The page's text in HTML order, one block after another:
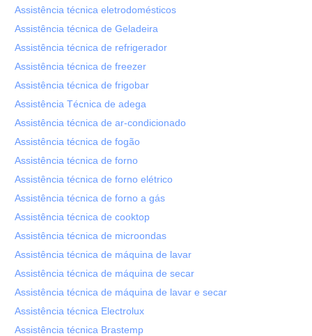
Assistência técnica eletrodomésticos
Assistência técnica de Geladeira
Assistência técnica de refrigerador
Assistência técnica de freezer
Assistência técnica de frigobar
Assistência Técnica de adega
Assistência técnica de ar-condicionado
Assistência técnica de fogão
Assistência técnica de forno
Assistência técnica de forno elétrico
Assistência técnica de forno a gás
Assistência técnica de cooktop
Assistência técnica de microondas
Assistência técnica de máquina de lavar
Assistência técnica de máquina de secar
Assistência técnica de máquina de lavar e secar
Assistência técnica Electrolux
Assistência técnica Brastemp